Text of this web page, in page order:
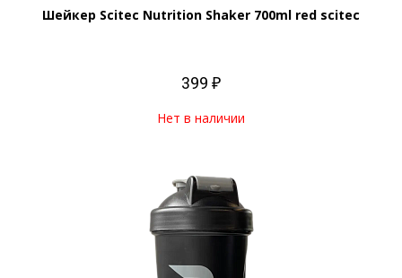
Шейкер Scitec Nutrition Shaker 700ml red scitec
399 ₽
Нет в наличии